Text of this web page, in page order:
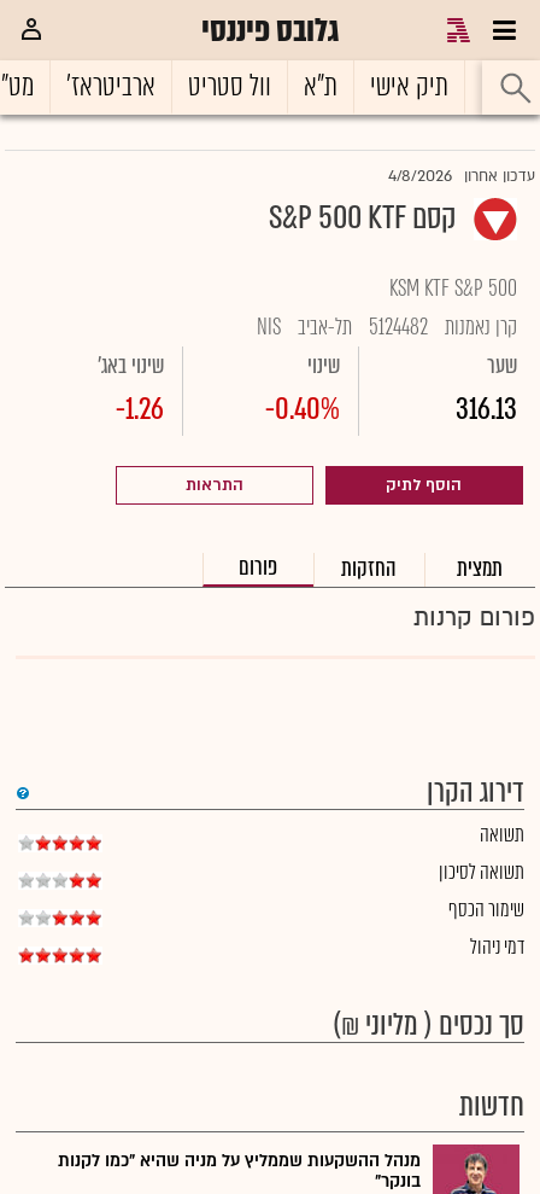
גלובס פיננסי
ראשי תיק אישי ת"א וול סטריט ארביטראז'
עדכון אחרון 4/8/2026
קסם S&P 500 KTF
KSM KTF S&P 500
קרן נאמנות 5124482 תל-אביב NIS
שער
316.13
שינוי
-0.40%
שינוי באג'
-1.26
הוסף לתיק התראות
תמצית החזקות פורום
פורום קרנות
דירוג הקרן
תשואה
תשואה לסיכון
שימור הכסף
דמי ניהול
סך נכסים ( מליוני ₪)
חדשות
מנהל ההשקעות שממליץ על מניה שהיא "כמו לקנות
בונקר"